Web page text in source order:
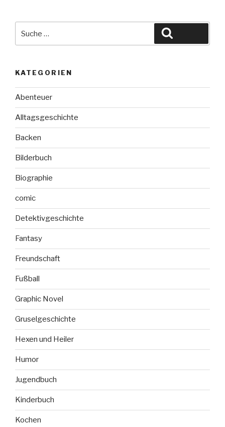
nach:
KATEGORIEN
Abenteuer
Alltagsgeschichte
Backen
Bilderbuch
Biographie
comic
Detektivgeschichte
Fantasy
Freundschaft
Fußball
Graphic Novel
Gruselgeschichte
Hexen und Heiler
Humor
Jugendbuch
Kinderbuch
Kochen